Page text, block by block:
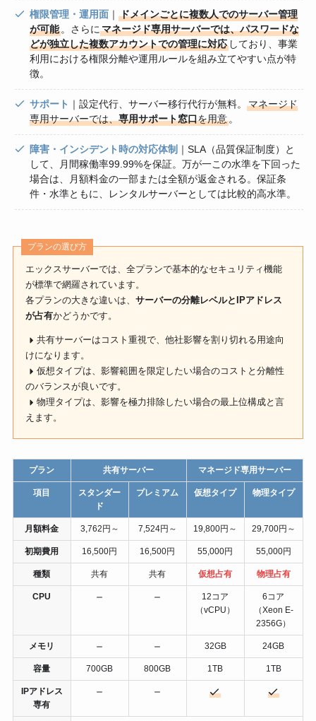
権限管理・運用面 ｜ドメインごとに複数人でのサーバー管理
が可能 。さらにマネージド専用サーバーでは、パスワードな
どが独立した複数アカウントでの管理に対応 しており、事業
利用における権限分離や運用ルールを組み立てやすい点が特
徴。
サポート ｜設定代行、サーバー移行代行が無料。マネージド
専用サーバーでは、専用サポート窓口を用意 。
障害・インシデント時の対応体制 ｜SLA（品質保証制度）と
して、月間稼働率99.99%を保証。万が一この水準を下回った
場合は、月額料金の一部または全額が返金される。保証条
件・水準ともに、レンタルサーバーとしては比較的高水準。
プランの選び方
エックスサーバーでは、全プランで基本的なセキュリティ機能
が標準で網羅されています。
各プランの大きな違いは、サーバーの分離レベルとIPアドレス
が占有かどうかです。
共有サーバーはコスト重視で、他社影響を割り切れる用途向
けになります。
仮想タイプは、影響範囲を限定したい場合のコストと分離性
のバランスが良いです。
物理タイプは、影響を極力排除したい場合の最上位構成と言
えます。
プラン 共有サーバー マネージド専用サーバー
項目
スタンダー
ド
プレミアム 仮想タイプ 物理タイプ
月額料金 3,762円～ 7,524円～ 19,800円～ 29,700円～
初期費用 16,500円 16,500円 55,000円 55,000円
種類 共有 共有 仮想占有 物理占有
CPU
12コア
（vCPU）
6コア
（Xeon E-
2356G）
メモリ 32GB 24GB
容量 700GB 800GB 1TB 1TB
IPアドレス
専有